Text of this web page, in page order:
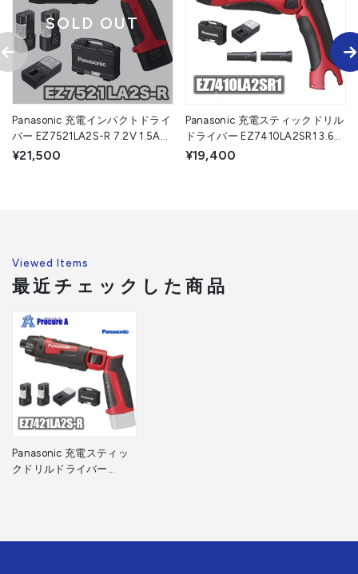
SOLD OUT
Panasonic 充電インパクトドライ
バー EZ7521LA2S-R 7.2V 1.5Ah
電池2個セット 赤 パナソニック
¥21,500
Panasonic 充電スティックドリル
ドライバー EZ7410LA2SR1 3.6V
1.5Ah 電池セット 赤 パナソニッ
¥19,400
Viewed Items
最近チェックした商品
Panasonic 充電スティッ
クドリルドライバー